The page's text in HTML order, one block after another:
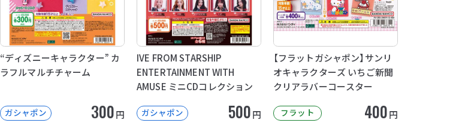
“ディズニーキャラクター” カ
ラフルマルチチャーム
ガシャポン 300円
IVE FROM STARSHIP
ENTERTAINMENT WITH
AMUSE ミニCDコレクション
ガシャポン 500円
【フラットガシャポン】サンリ
オキャラクターズ いちご新聞
クリアラバーコースター
フラット 400円